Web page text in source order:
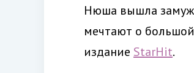
Нюша вышла замуж
мечтают о
издание StarHit.